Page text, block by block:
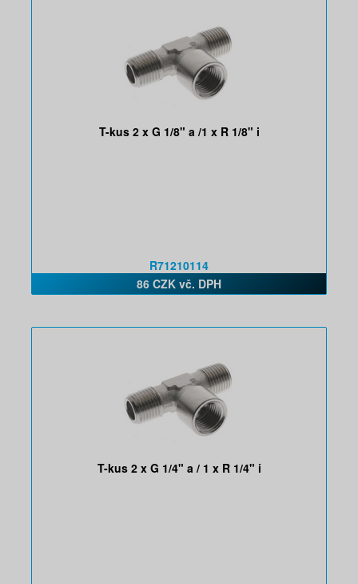
T-kus 2 x G 1/8" a /1 x R 1/8" i
R71210114
86 CZK vč. DPH
T-kus 2 x G 1/4" a / 1 x R 1/4" i